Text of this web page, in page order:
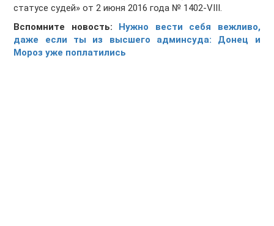
статусе судей» от 2 июня 2016 года № 1402-VIII.
Вспомните новость: Нужно вести себя вежливо,
даже если ты из высшего админсуда: Донец и
Мороз уже поплатились